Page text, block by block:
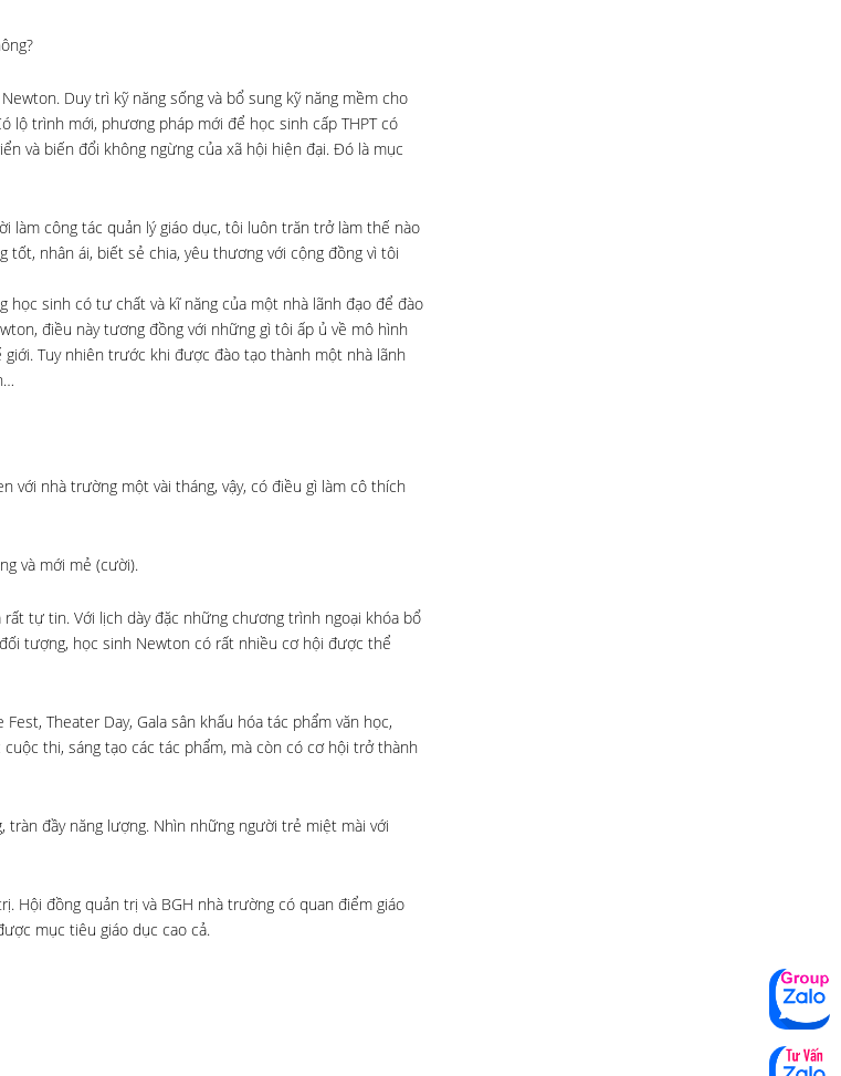
Duy trì kỹ năng sống và bổ sung kỹ năng mềm cho
lộ trình mới, phương pháp mới để học sinh cấp THPT có
và biến đổi không ngừng của xã hội hiện đại. Đó là mục
làm công tác quản lý giáo dục, tôi luôn trăn trở làm thế nào
nhân ái, biết sẻ chia, yêu thương với cộng đồng vì tôi
sinh có tư chất và kĩ năng của một nhà lãnh đạo để đào
điều này tương đồng với những gì tôi ấp ủ về mô hình
Tuy nhiên trước khi được đào tạo thành một nhà lãnh
với nhà trường một vài tháng, vậy, có điều gì làm cô thích
và mới mẻ (cười).
tự tin. Với lịch dày đặc những chương trình ngoại khóa bổ
tượng, học sinh Newton có rất nhiều cơ hội được thể
Fest, Theater Day, Gala sân khấu hóa tác phẩm văn học,
thi, sáng tạo các tác phẩm, mà còn có cơ hội trở thành
đầy năng lượng. Nhìn những người trẻ miệt mài với
Hội đồng quản trị và BGH nhà trường có quan điểm giáo
mục tiêu giáo dục cao cả.